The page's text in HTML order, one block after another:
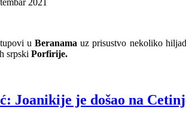
uBeranama uz prisustvo nekoliko
srpski Porfirije.
Joanikije je došao na